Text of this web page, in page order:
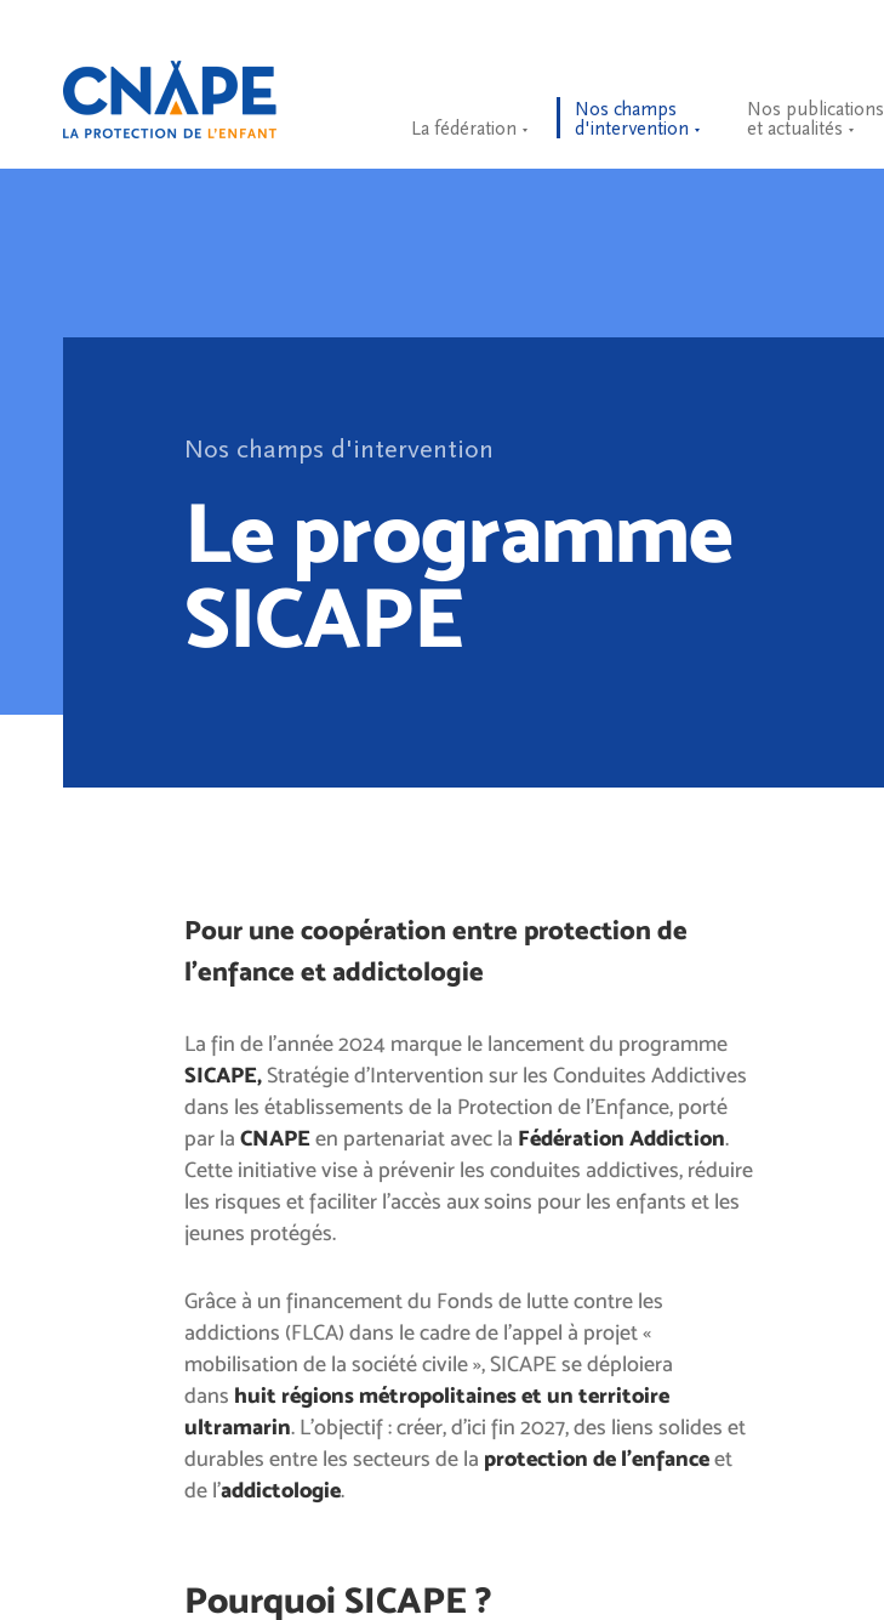
La fédération
Nos champs
d'intervention
Nos publications
et actualités
Nos champs d'intervention
Le programme
SICAPE
Pour une coopération entre protection de
l’enfance et addictologie
La fin de l’année 2024 marque le lancement du programme
SICAPE,Stratégie d’Intervention sur les Conduites Addictives
dans les établissements de la Protection de l’Enfance, porté
par la CNAPEen partenariat avec la Fédération Addiction.
Cette initiative vise à prévenir les conduites addictives, réduire
les risques et faciliter l’accès aux soins pour les enfants et les
jeunes protégés.
Grâce à un financement du Fonds de lutte contre les
addictions (FLCA) dans le cadre de l’appel à projet «
mobilisation de la société civile », SICAPE se déploiera
dans huit régions métropolitaines et un territoire
ultramarin. L’objectif : créer, d’ici fin 2027, des liens solides et
durables entre les secteurs de la protection de l’enfanceet
de l’addictologie.
Pourquoi SICAPE ?